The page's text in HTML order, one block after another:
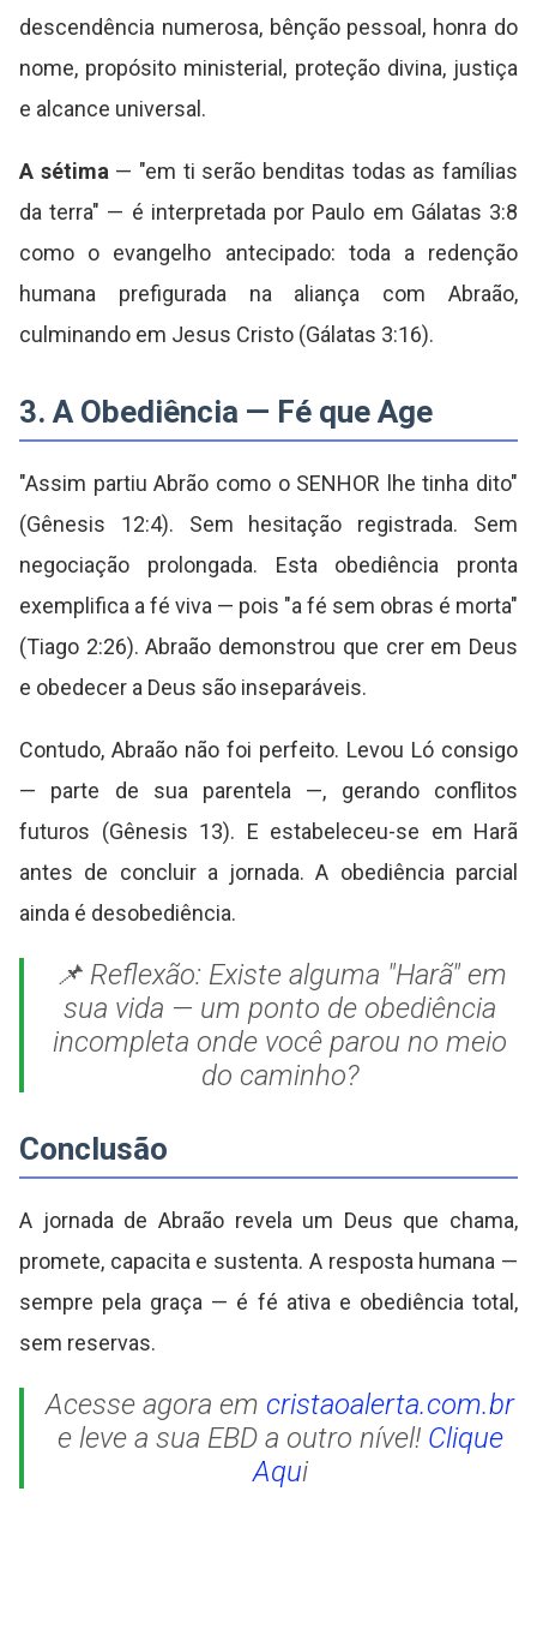
descendência numerosa, bênção pessoal, honra do
nome, propósito ministerial, proteção divina, justiça
e alcance universal.
A sétima — "em ti serão benditas todas as famílias
da terra" — é interpretada por Paulo em Gálatas 3:8
como o evangelho antecipado: toda a redenção
humana prefigurada na aliança com Abraão,
culminando em Jesus Cristo (Gálatas 3:16).
3. A Obediência — Fé que Age
"Assim partiu Abrão como o SENHOR lhe tinha dito"
(Gênesis 12:4). Sem hesitação registrada. Sem
negociação prolongada. Esta obediência pronta
exemplifica a fé viva — pois "a fé sem obras é morta"
(Tiago 2:26). Abraão demonstrou que crer em Deus
e obedecer a Deus são inseparáveis.
Contudo, Abraão não foi perfeito. Levou Ló consigo
— parte de sua parentela —, gerando conflitos
futuros (Gênesis 13). E estabeleceu-se em Harã
antes de concluir a jornada. A obediência parcial
ainda é desobediência.
📌 Reflexão: Existe alguma "Harã" em
sua vida — um ponto de obediência
incompleta onde você parou no meio
do caminho?
Conclusão
A jornada de Abraão revela um Deus que chama,
promete, capacita e sustenta. A resposta humana —
sempre pela graça — é fé ativa e obediência total,
sem reservas.
Acesse agora em cristaoalerta.com.br
e leve a sua EBD a outro nível! Clique
Aqui